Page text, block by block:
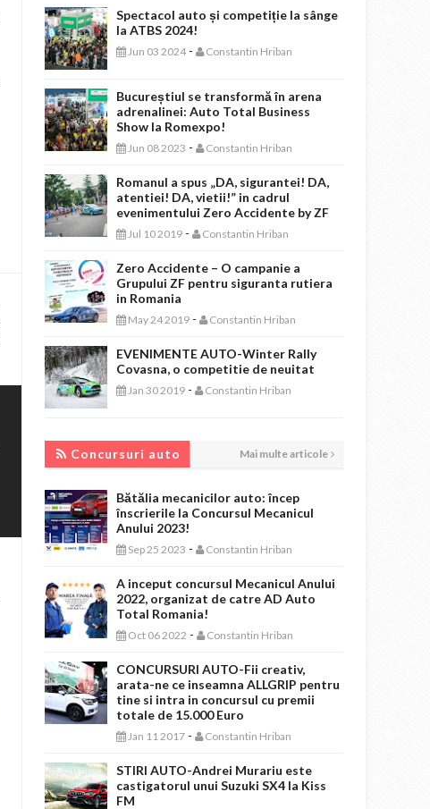
Spectacol auto și competiție la sânge
la ATBS 2024!
Jun 03 2024 - Constantin Hriban
Bucureștiul se transformă în arena
adrenalinei: Auto Total Business
Show la Romexpo!
Jun 08 2023 - Constantin Hriban
Romanul a spus „DA, sigurantei! DA,
atentiei! DA, vietii!” in cadrul
evenimentului Zero Accidente by ZF
Jul 10 2019 - Constantin Hriban
Zero Accidente – O campanie a
Grupului ZF pentru siguranta rutiera
in Romania
May 24 2019 - Constantin Hriban
EVENIMENTE AUTO-Winter Rally
Covasna, o competitie de neuitat
Jan 30 2019 - Constantin Hriban
Concursuri auto Mai multe articole
Bătălia mecanicilor auto: încep
înscrierile la Concursul Mecanicul
Anului 2023!
Sep 25 2023 - Constantin Hriban
A inceput concursul Mecanicul Anului
2022, organizat de catre AD Auto
Total Romania!
Oct 06 2022 - Constantin Hriban
CONCURSURI AUTO-Fii creativ,
arata-ne ce inseamna ALLGRIP pentru
tine si intra in concursul cu premii
totale de 15.000 Euro
Jan 11 2017 - Constantin Hriban
STIRI AUTO-Andrei Murariu este
castigatorul unui Suzuki SX4 la Kiss
FM